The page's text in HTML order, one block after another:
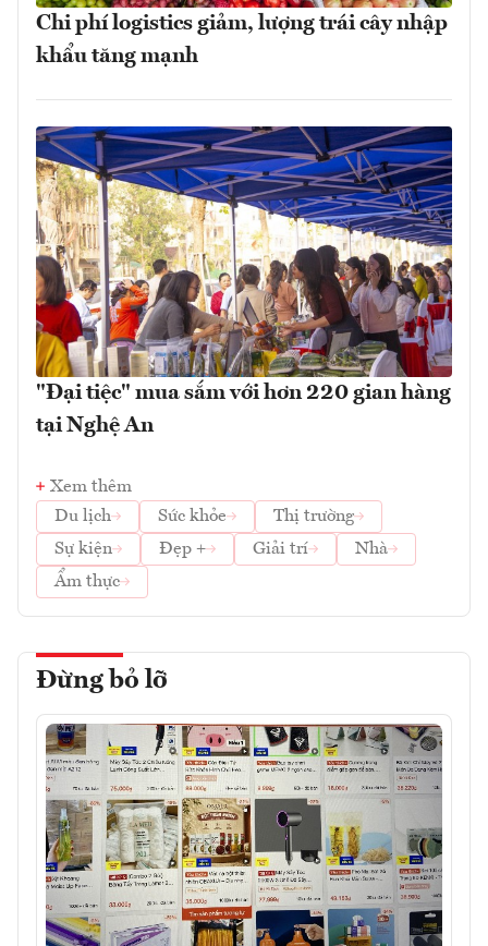
Chi phí logistics giảm, lượng trái cây nhập
khẩu tăng mạnh
"Đại tiệc" mua sắm với hơn 220 gian hàng
tại Nghệ An
Xem thêm
Du lịch
Sức khỏe
Thị trường
Sự kiện
Đẹp + Giải trí
Nhà
Ẩm thực
Đừng bỏ lỡ